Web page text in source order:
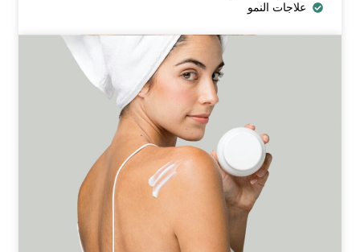
علاجات النمو